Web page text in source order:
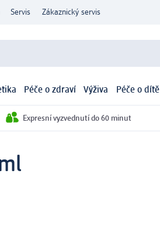
Servis Zákaznický servis
Péče o zdraví Výživa Péče o dítě
Expresní vyzvednutí do 60 minut